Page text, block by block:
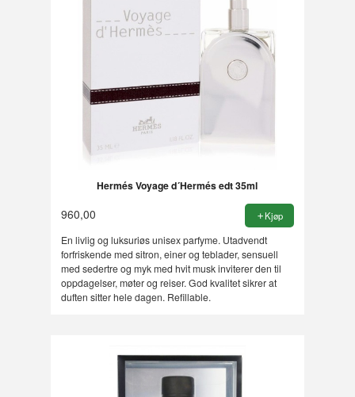
Hermés Voyage d´Hermés edt 35ml
960,00 Kjøp
En livlig og luksuriøs unisex parfyme. Utadvendt
forfriskende med sitron, einer og teblader, sensuell
med sedertre og myk med hvit musk inviterer den til
oppdagelser, møter og reiser. God kvalitet sikrer at
duften sitter hele dagen. Refillable.